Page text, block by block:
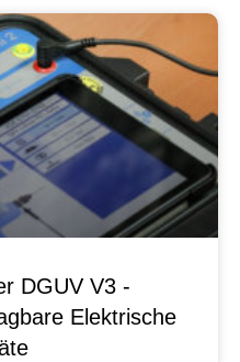
DGUV V3 -
Elektrische